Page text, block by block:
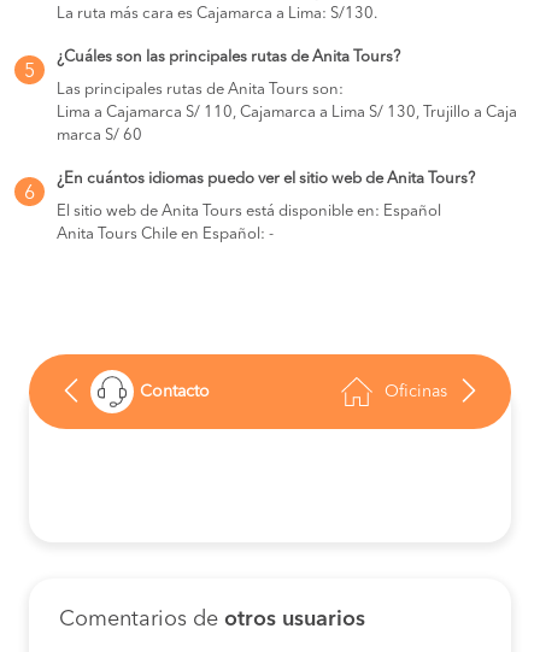
La ruta más cara es Cajamarca a Lima: S/130.
5
¿Cuáles son las principales rutas de Anita Tours?
Las principales rutas de Anita Tours son:
Lima a Cajamarca S/ 110, Cajamarca a Lima S/ 130, Trujillo a Caja
marca S/ 60
6
¿En cuántos idiomas puedo ver el sitio web de Anita Tours?
El sitio web de Anita Tours está disponible en: Español
Anita Tours Chile en Español: -
Contacto Oficinas
Comentarios de otros usuarios